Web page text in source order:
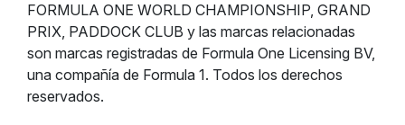
FORMULA ONE WORLD CHAMPIONSHIP, GRAND
PRIX, PADDOCK CLUB y las marcas relacionadas
son marcas registradas de Formula One Licensing BV,
una compañía de Formula 1. Todos los derechos
reservados.